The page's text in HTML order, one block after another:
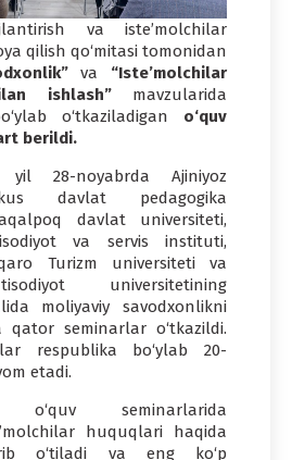
va iste’molchilar
qilish qo‘mitasi tomonidan
va “Isteʼmolchilar
ishlash”mavzularida
o‘tkaziladigan o‘quv
berildi.
yil 28-noyabrda Ajiniyoz
davlat pedagogika
davlat universiteti,
va servis instituti,
Turizm universiteti va
universitetining
moliyaviy savodxonlikni
qator seminarlar o‘tkazildi.
respublika bo‘ylab 20-
etadi.
o‘quv seminarlarida
huquqlari haqida
o‘tiladi va eng ko‘p